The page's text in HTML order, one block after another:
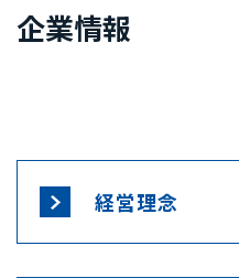
企業情報
経営理念